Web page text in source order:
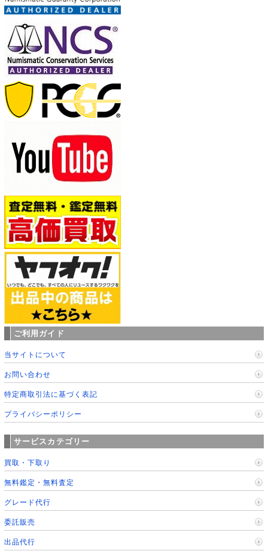
ご利用ガイド
当サイトについて
お問い合わせ
特定商取引法に基づく表記
プライバシーポリシー
サービスカテゴリー
買取・下取り
無料鑑定・無料査定
グレード代行
委託販売
出品代行